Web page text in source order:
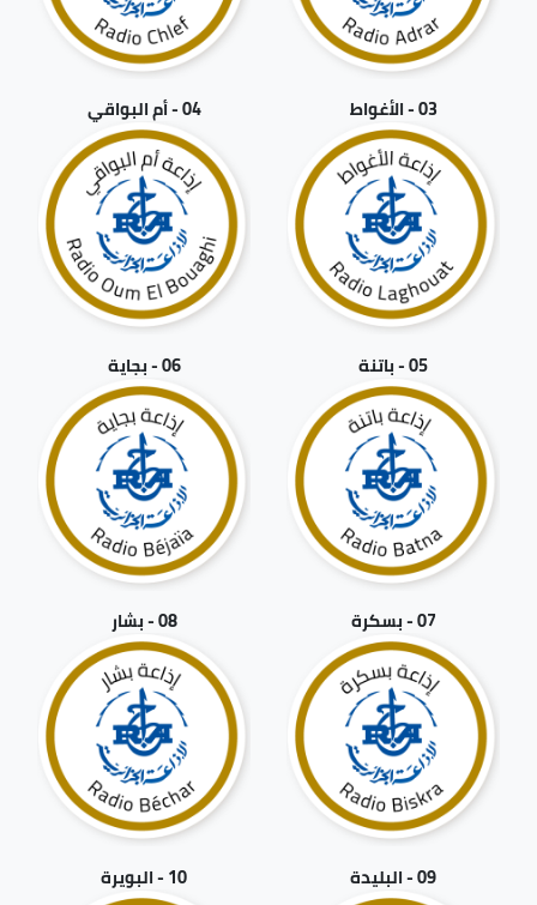
03 - الأغواط 04 - أم البواقي
05 - باتنة 06 - بجاية
07 - بسكرة 08 - بشار
09 - البليدة 10 - البويرة